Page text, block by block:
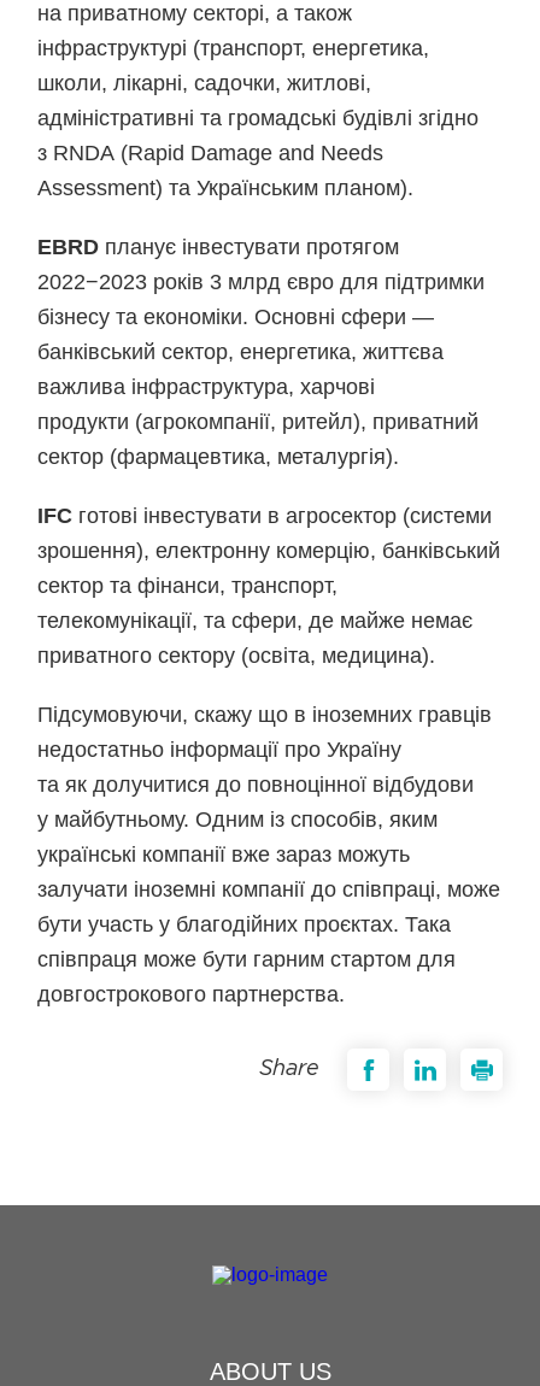
на приватному секторі, а також
інфраструктурі (транспорт, енергетика,
школи, лікарні, садочки, житлові,
адміністративні та громадські будівлі згідно
з RNDA (Rapid Damage and Needs
Assessment) та Українським планом).
EBRD планує інвестувати протягом
2022−2023 років 3 млрд євро для підтримки
бізнесу та економіки. Основні сфери —
банківський сектор, енергетика, життєва
важлива інфраструктура, харчові
продукти (агрокомпанії, ритейл), приватний
сектор (фармацевтика, металургія).
IFC готові інвестувати в агросектор (системи
зрошення), електронну комерцію, банківський
сектор та фінанси, транспорт,
телекомунікації, та сфери, де майже немає
приватного сектору (освіта, медицина).
Підсумовуючи, скажу що в іноземних гравців
недостатньо інформації про Україну
та як долучитися до повноцінної відбудови
у майбутньому. Одним із способів, яким
українські компанії вже зараз можуть
залучати іноземні компанії до співпраці, може
бути участь у благодійних проєктах. Така
співпраця може бути гарним стартом для
довгострокового партнерства.
Share
ABOUT US